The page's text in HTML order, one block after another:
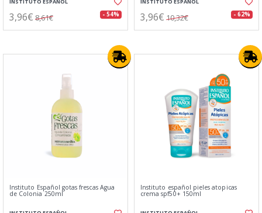
3,96€ 8,61€ - 54% 3,96€ 10,32€ - 62%
Instituto Español gotas frescas Agua
de Colonia 250ml
Instituto español pieles atopicas
crema spf50+ 150ml